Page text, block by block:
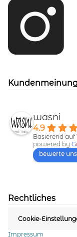
wasni
4.9
Basierend auf
powered by G
bewerte
Rechtliches
Cookie-
Impressum